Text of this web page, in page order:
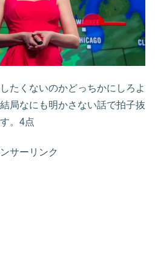
たくないのかどっちかにしろよ
局なにも明かさない話で拍子抜
。4点
サーリンク